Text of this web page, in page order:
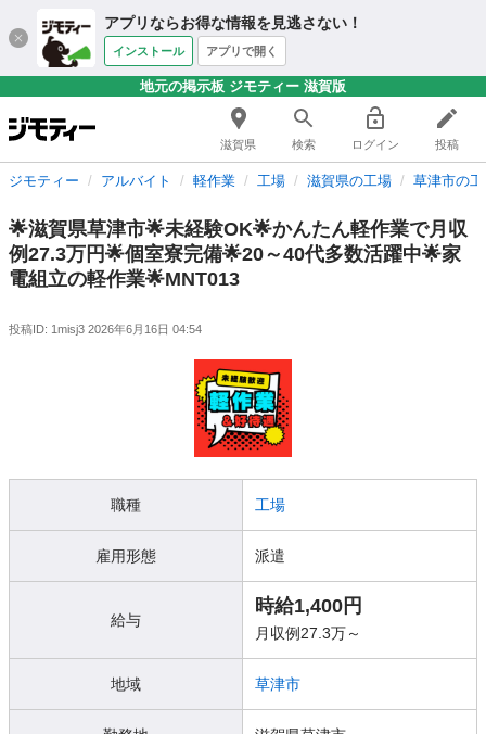
アプリならお得な情報を見逃さない！
インストール アプリで開く
地元の掲示板 ジモティー 滋賀版
滋賀県 検索 ログイン 投稿
ジモティー アルバイト 軽作業 工場 滋賀県の工場 草津市の
🌟滋賀県草津市🌟未経験OK🌟かんたん軽作業で月収
例27.3万円🌟個室寮完備🌟20～40代多数活躍中🌟家
電組立の軽作業🌟MNT013
投稿ID: 1misj3 2026年6月16日 04:54
職種 工場
雇用形態 派遣
給与
時給1,400円
月収例27.3万～
地域 草津市